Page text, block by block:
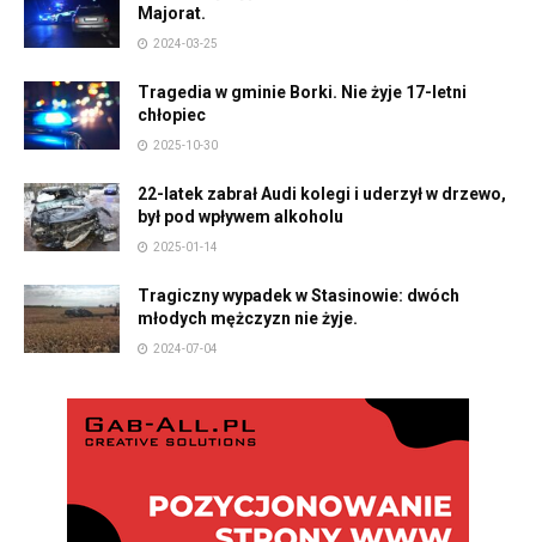
Majorat.
2024-03-25
Tragedia w gminie Borki. Nie żyje 17-letni
chłopiec
2025-10-30
22-latek zabrał Audi kolegi i uderzył w drzewo,
był pod wpływem alkoholu
2025-01-14
Tragiczny wypadek w Stasinowie: dwóch
młodych mężczyzn nie żyje.
2024-07-04